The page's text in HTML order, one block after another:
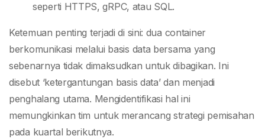
seperti HTTPS, gRPC, atau SQL.
Ketemuan penting terjadi di sini: dua container
berkomunikasi melalui basis data bersama yang
sebenarnya tidak dimaksudkan untuk dibagikan. Ini
disebut ‘ketergantungan basis data’ dan menjadi
penghalang utama. Mengidentifikasi hal ini
memungkinkan tim untuk merancang strategi pemisahan
pada kuartal berikutnya.